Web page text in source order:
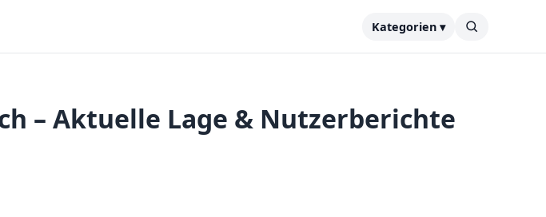
Kategorien ▾
– Aktuelle Lage & Nutzerberichte